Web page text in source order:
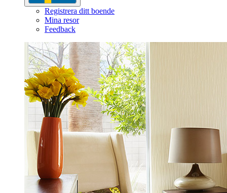
Registrera ditt boende
Mina resor
Feedback